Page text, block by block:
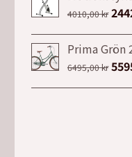
4010,00kr Det
var:
Prima Grön
6495,00kr Det